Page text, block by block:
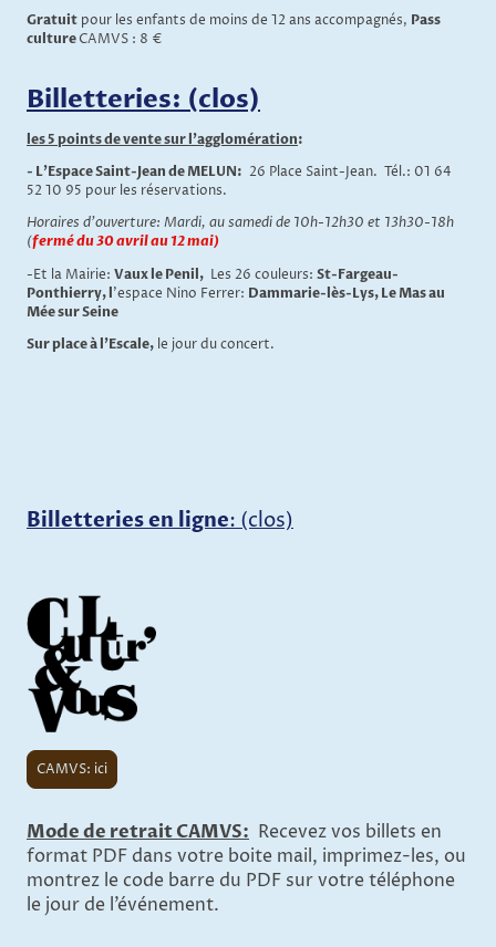
Gratuit pour les enfants de moins de 12 ans accompagnés, Pass
cultureCAMVS : 8 €
Billetteries: (clos)
les 5 points de vente sur l'agglomération:
- L'Espace Saint-Jean de MELUN: 26 Place Saint-Jean. Tél.: 01 64
52 10 95 pour les réservations.
Horaires d'ouverture: Mardi, au samedi de 10h-12h30 et 13h30-18h
(fermé du 30 avril au 12 mai)
-Et la Mairie: Vaux le Penil, Les 26 couleurs: St-Fargeau-
Ponthierry, l 'espace Nino Ferrer: Dammarie-lès-Lys, Le Mas au
Mée sur Seine
Sur place à l'Escale, le jour du concert.
Billetteries en ligne: (clos)
CAMVS: ici
Mode de retrait CAMVS: Recevez vos billets en
format PDF dans votre boite mail, imprimez-les, ou
montrez le code barre du PDF sur votre téléphone
le jour de l’événement.